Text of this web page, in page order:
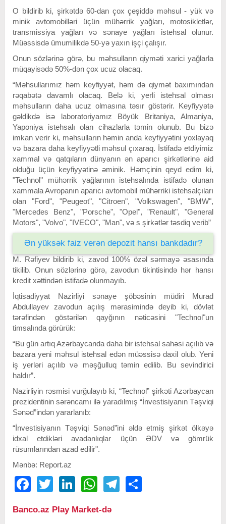
O bildirib ki, şirkətdə 60-dan çox çeşiddə məhsul - yük və
minik avtomobilləri üçün mühərrik yağları, motosikletlər,
transmissiya yağları və sənaye yağları istehsal olunur.
Müəssisdə ümumilikdə 50-yə yaxın işçi çalışır.
Onun sözlərinə görə, bu məhsulların qiyməti xarici yağlarla
müqayisədə 50%-dən çox ucuz olacaq.
“Məhsullarımız həm keyfiyyət, həm də qiymət baxımından
rəqabətə davamlı olacaq. Belə ki, yerli istehsal olması
məhsulların daha ucuz olmasına təsır göstərir. Keyfiyyətə
gəldikdə isə laboratoriyamız Böyük Britaniya, Almaniya,
Yaponiya istehsalı olan cihazlarla təmin olunub. Bu bizə
imkan verir ki, məhsulların həmin anda keyfiyyətini yoxlayaq
və bazara daha keyfiyyətli məhsul çıxaraq. İstifadə etdiyimiz
xammal və qatqıların dünyanın ən aparıcı şirkətlərinə aid
olduğu üçün keyfiyyətinə əminik. Həmçinin qeyd edim ki,
"Technol" mühərrik yağlarının istehsalında istifadə olunan
xammala Avropanın aparıcı avtomobil mühərriki istehsalçıları
olan "Ford", "Peugeot", "Citroen", "Volkswagen", "BMW",
"Mercedes Benz", "Porsche", "Opel", "Renault", "General
Motors", "Volvo", "IVECO", "Man", və s şirkətlər təsdiq verib”
Ən yüksək faiz verən depozit hansı bankdadır?
M. Rəfiyev bildirib ki, zavod 100% özəl sərmayə əsasında
tikilib. Onun sözlərinə görə, zavodun tikintisində hər hansı
kredit xəttindən istifadə olunmayıb.
İqtisadiyyat Nazirliyi sənaye şöbəsinin müdiri Murad
Abdullayev zavodun açılış mərasimində deyib ki, dövlət
tərəfindən göstərilən qayğının nəticəsini "Technol"un
timsalında görürük:
“Bu gün artıq Azərbaycanda daha bir istehsal sahəsi açılıb və
bazara yeni məhsul istehsal edən müəssisə daxil olub. Yeni
iş yerləri açılıb və məşğulluq təmin edilib. Bu sevindirici
haldır”.
Nazirliyin rəsmisi vurğulayıb ki, “Technol” şirkəti Azərbaycan
prezidentinin sərəncamı ilə yaradılmış “İnvestisiyanın Təşviqi
Sənəd”indən yararlanıb:
“İnvestisiyanın Təşviqi Sənəd”ini əldə etmiş şirkət ölkəyə
idxal etdikləri avadanlıqlar üçün ƏDV və gömrük
rüsumlarından azad edilir".
Mənbə: Report.az
FacebookTwitter LinkedIn WhatsAppTelegram
Banco.az Play Market-də